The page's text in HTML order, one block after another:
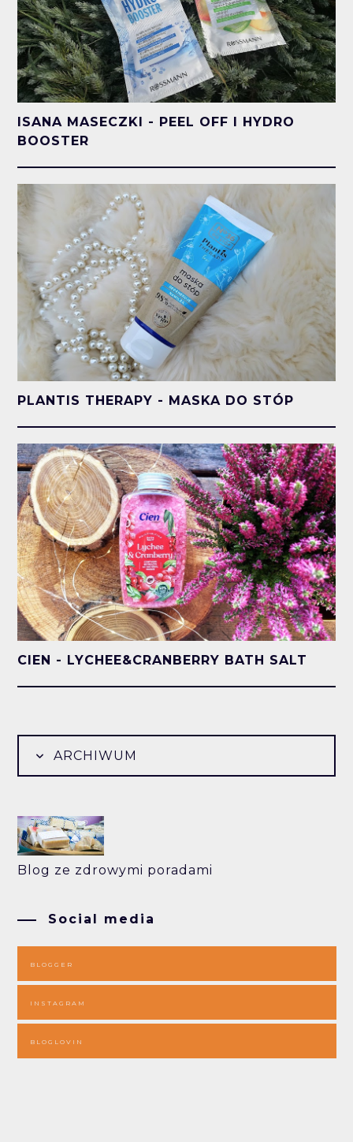
ISANA MASECZKI - PEEL OFF I HYDRO
BOOSTER
PLANTIS THERAPY - MASKA DO STÓP
CIEN - LYCHEE&CRANBERRY BATH SALT
ARCHIWUM
Blog ze zdrowymi poradami
Social media
BLOGGER
INSTAGRAM
BLOGLOVIN